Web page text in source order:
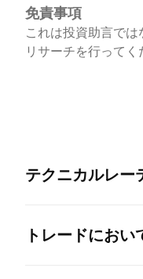
免責事項
これは投資助言で
リサーチを行ってく
テクニカルレー
トレードにお